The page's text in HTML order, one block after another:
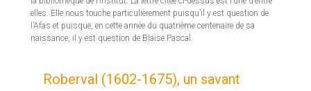
elles. Elle nous touche particulièrement puisqu’il y est question de
l’Afas et puisque, en cette année du quatrième centenaire de sa
naissance, il y est question de Blaise Pascal.
Roberval (1602-1675), un savant